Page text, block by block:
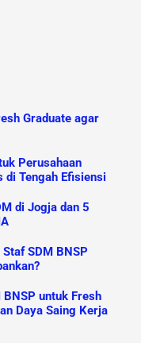
Graduate agar
Perusahaan
Tengah Efisiensi
di Jogja dan 5
SDM BNSP
untuk Fresh
Daya Saing Kerja